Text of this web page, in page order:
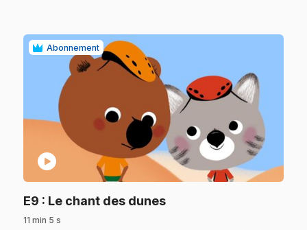
Abonnement
play_circle
E9 : Le chant des dunes.
11 min 5 s